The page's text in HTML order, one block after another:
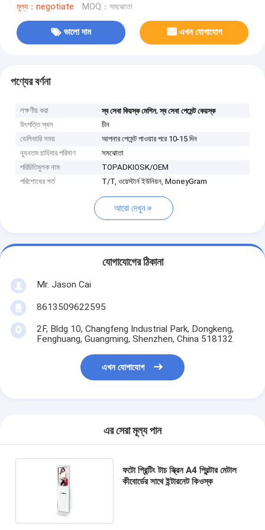
মূল্য：negotiate MOQ：সমঝোতা
ভালো দাম এখন যোগাযোগ
পণ্যের বর্ণনা
লক্ষণীয় করা স্ব সেবা কিয়স্ক মেশিন,স্ব সেবা পেমেন্ট কেয়স্ক
উৎপত্তি স্থল
চীন
ডেলিভারি সময়
আপনার পেমেন্ট পাওয়ার পরে 10-15 দিন
ন্যূনতম চাহিদার পরিমাণ
সমঝোতা
পরিচিতিমুলক নাম
TOPADKIOSK/OEM
পরিশোধের শর্ত
T/T, ওয়েস্টার্ন ইউনিয়ন, MoneyGram
আরো দেখুন
যোগাযোগের ঠিকানা
Mr. Jason Cai
8613509622595
2F, Bldg 10, Changfeng Industrial Park, Dongkeng,
Fenghuang, Guangming, Shenzhen, China 518132
এখন যোগাযোগ
এর সেরা মূল্য পান
ফটো প্রিন্টিং টাচ স্ক্রিন A4 প্রিন্টার মেটাল
কীবোর্ডের সাথে ইন্টারনেট কিওস্ক